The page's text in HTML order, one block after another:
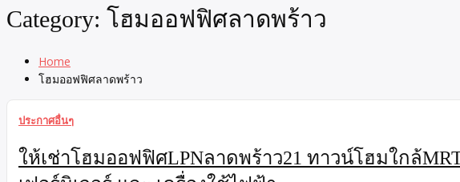
Category: โฮมออฟฟิศลาดพร้าว
Home
โฮมออฟฟิศลาดพร้าว
ประกาศอื่นๆ
ให้เช่าโฮมออฟฟิศLPNลาดพร้าว21 ทาวน์โฮมใกล้